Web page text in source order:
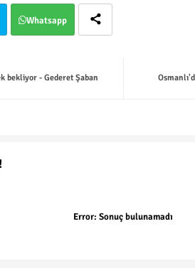
Whatsapp
bekliyor - Gederet Şaban
Error: Sonuç bulunamadı